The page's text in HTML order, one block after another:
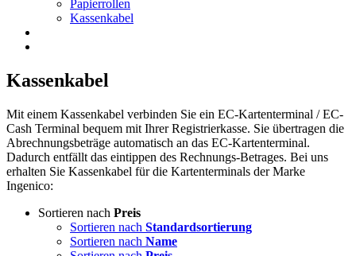
Papierrollen
Kassenkabel
Kassenkabel
Mit einem Kassenkabel verbinden Sie ein EC-Kartenterminal / EC-
Cash Terminal bequem mit Ihrer Registrierkasse. Sie übertragen die
Abrechnungsbeträge automatisch an das EC-Kartenterminal.
Dadurch entfällt das eintippen des Rechnungs-Betrages. Bei uns
erhalten Sie Kassenkabel für die Kartenterminals der Marke
Ingenico:
Sortieren nach Preis
Sortieren nach Standardsortierung
Sortieren nach Name